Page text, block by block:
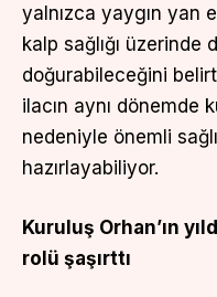
yalnızca yaygın yan
kalp sağlığı üzerinde
doğurabileceğini
ilacın aynı dönemde
nedeniyle önemli
hazırlayabiliyor.
Kuruluş Orhan’ın
rolü şaşırttı